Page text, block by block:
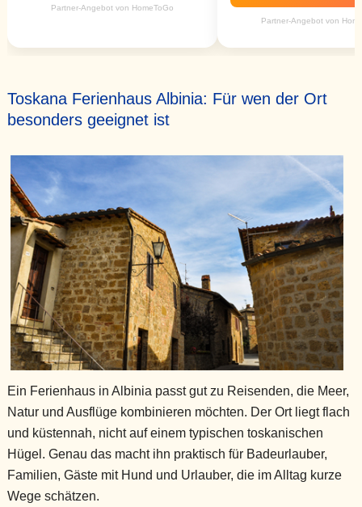
Partner-Angebot von HomeToGo
Partner-Angebot von
Toskana Ferienhaus Albinia: Für wen der Ort
besonders geeignet ist
Ein Ferienhaus in Albinia passt gut zu Reisenden, die Meer,
Natur und Ausflüge kombinieren möchten. Der Ort liegt flach
und küstennah, nicht auf einem typischen toskanischen
Hügel. Genau das macht ihn praktisch für Badeurlauber,
Familien, Gäste mit Hund und Urlauber, die im Alltag kurze
Wege schätzen.